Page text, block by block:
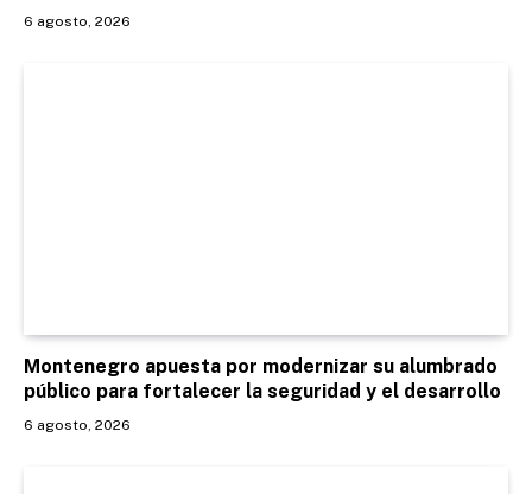
6 agosto, 2026
Montenegro apuesta por modernizar su alumbrado
público para fortalecer la seguridad y el desarrollo
6 agosto, 2026